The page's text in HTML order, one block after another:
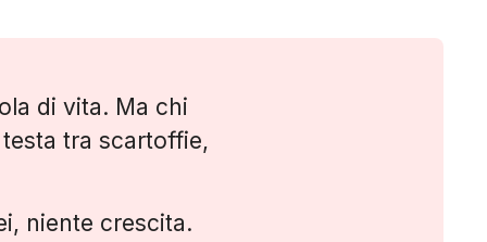
di vita. Ma chi
tra scartoffie,
niente crescita.